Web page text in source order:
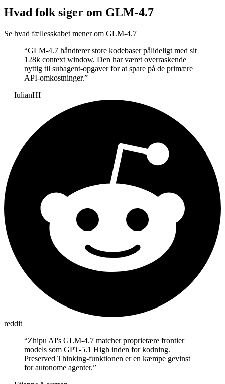
Hvad folk siger om GLM-4.7
Se hvad fællesskabet mener om GLM-4.7
“GLM-4.7 håndterer store kodebaser pålideligt med sit
128k context window. Den har været overraskende
nyttig til subagent-opgaver for at spare på de primære
API-omkostninger.”
— IulianHI
reddit
“Zhipu AI's GLM-4.7 matcher proprietære frontier
models som GPT-5.1 High inden for kodning.
Preserved Thinking-funktionen er en kæmpe gevinst
for autonome agenter.”